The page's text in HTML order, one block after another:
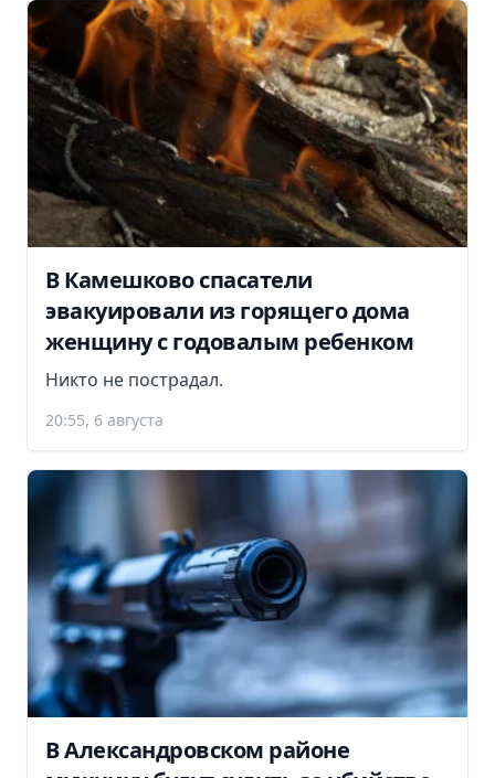
В Камешково спасатели
эвакуировали из горящего дома
женщину с годовалым ребенком
Никто не пострадал.
20:55, 6 августа
В Александровском районе